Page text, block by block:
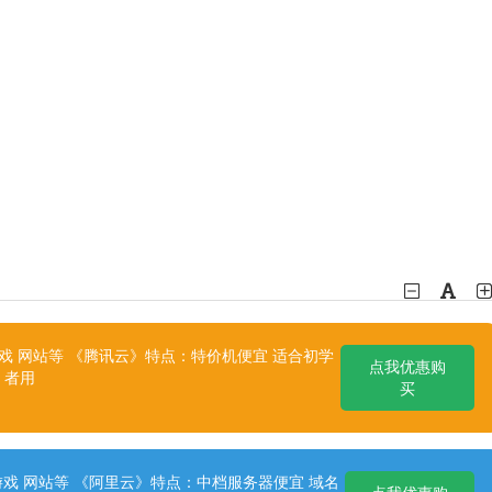
网站等 《腾讯云》特点：特价机便宜 适合初学
者用
点我优惠购
买
网站等 《阿里云》特点：中档服务器便宜 域名